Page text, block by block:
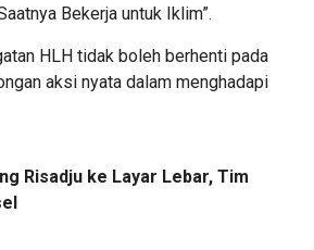
Bekerja untuk Iklim”.
HLH tidak boleh berhenti pada
aksi nyata dalam menghadapi
Risadju ke Layar Lebar, Tim